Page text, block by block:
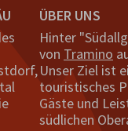
ÜBER UNS
Hinter
von Tramino
Unser Ziel ist
touristisches
Gäste und
südlichen